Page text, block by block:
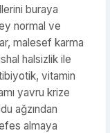
buraya
normal ve
malesef karma
halsizlik ile
vitamin
yavru krize
ağzından
almaya